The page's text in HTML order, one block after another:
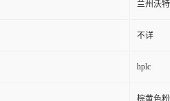
兰州沃
不详
hplc
棕黄色